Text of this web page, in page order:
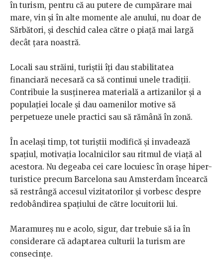
în turism, pentru că au putere de cumpărare mai
mare, vin și în alte momente ale anului, nu doar de
Sărbători, și deschid calea către o piață mai largă
decât țara noastră.
Locali sau străini, turiștii îți dau stabilitatea
financiară necesară ca să continui unele tradiții.
Contribuie la susținerea materială a artizanilor și a
populației locale și dau oamenilor motive să
perpetueze unele practici sau să rămână în zonă.
În același timp, tot turiștii modifică și invadează
spațiul, motivația localnicilor sau ritmul de viață al
acestora. Nu degeaba cei care locuiesc în orașe hiper-
turistice precum Barcelona sau Amsterdam încearcă
să restrângă accesul vizitatorilor și vorbesc despre
redobândirea spațiului de către locuitorii lui.
Maramureș nu e acolo, sigur, dar trebuie să ia în
considerare că adaptarea culturii la turism are
consecințe.